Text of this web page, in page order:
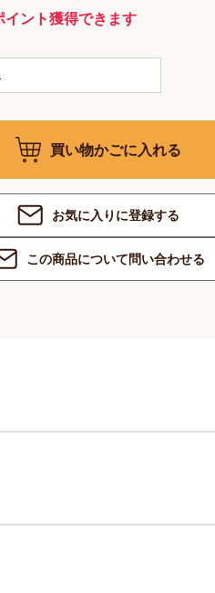
イント獲得できます
買い物かごに入れる
お気に入りに登録する
この商品について問い合わせる